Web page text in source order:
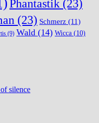
Phantastik (23)
(23) Schmerz (11)
(9) Wald (14) Wicca (10)
silence